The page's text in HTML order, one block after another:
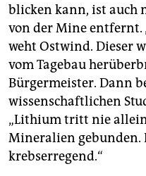
blicken kann, ist auch
von der Mine entfernt.
weht Ostwind. Dieser
vom Tagebau
Bürgermeister. Dann
wissenschaftlichen
„Lithium tritt nie
Mineralien gebunden.
krebserregend.“